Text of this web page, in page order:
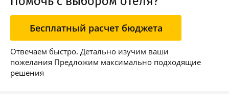
Бесплатный расчет бюджета
Отвечаем быстро. Детально изучим ваши
пожелания Предложим максимально подходящие
решения